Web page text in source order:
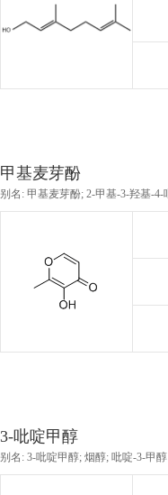
甲基麦芽酚
3-吡啶甲醇
别名: 3-吡啶甲醇; 烟醇; 吡啶-3-甲醇